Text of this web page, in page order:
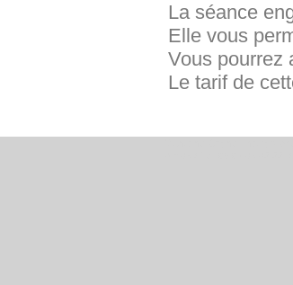
La séance
Elle vous
Vous pourrez
Le tarif de